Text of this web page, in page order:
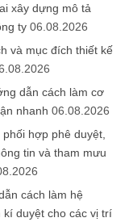
xây dựng mô tả
ty 06.08.2026
và mục đích thiết kế
dẫn cách làm cơ
nhanh 06.08.2026
hợp phê duyệt,
tin và tham mưu
cách làm hệ
kí duyệt cho các vị trí